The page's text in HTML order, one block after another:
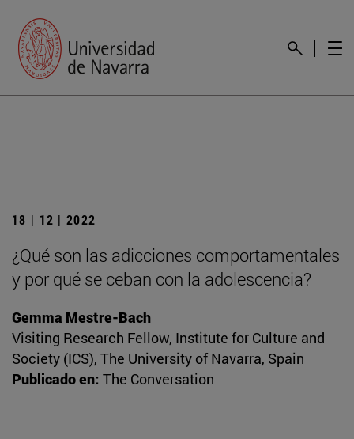
18 | 12 | 2022
¿Qué son las adicciones comportamentales
y por qué se ceban con la adolescencia?
Gemma Mestre-Bach
Visiting Research Fellow, Institute for Culture and
Society (ICS), The University of Navarra, Spain
Publicado en: The Conversation